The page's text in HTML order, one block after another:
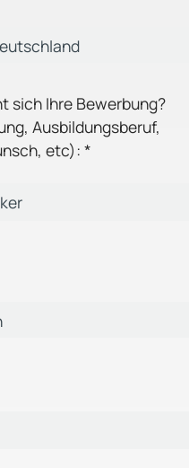
sich Ihre Bewerbung?
Ausbildungsberuf,
etc): *